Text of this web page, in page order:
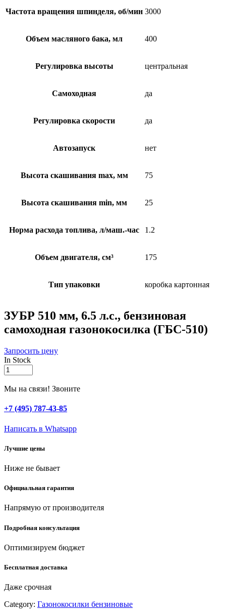
Частота вращения шпинделя, об/мин 3000
Объем масляного бака, мл 400
Регулировка высоты центральная
Самоходная да
Регулировка скорости да
Автозапуск нет
Высота скашивания max, мм 75
Высота скашивания min, мм 25
Норма расхода топлива, л/маш.-час 1.2
Объем двигателя, см³ 175
Тип упаковки коробка картонная
ЗУБР 510 мм, 6.5 л.с., бензиновая
самоходная газонокосилка (ГБС-510)
Запросить цену
In Stock
ЗУБР
510
мм,
л.с.,
бензиновая
газонокосилка
quantity
Мы на связи! Звоните
+7 (495) 787-43-85
Написать в Whatsapp
Лучшие цены
Ниже не бывает
Официальная гарантия
Напрямую от производителя
Подробная консультация
Оптимизируем бюджет
Бесплатная доставка
Даже срочная
Category: Газонокосилки бензиновые